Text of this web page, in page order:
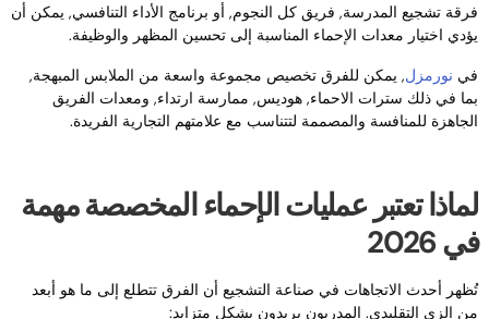
تشجيع المدرسة, فريق كل النجوم, أو برنامج الأداء التنافسي, يمكن أن
اختيار معدات الإحماء المناسبة إلى تحسين المظهر والوظيفة.
نورمزل, يمكن للفرق تخصيص مجموعة واسعة من الملابس المبهجة,
في ذلك سترات الاحماء, هوديس, ممارسة ارتداء, ومعدات الفريق
للمنافسة والمصممة لتتناسب مع علامتهم التجارية الفريدة.
تعتبر عمليات الإحماء المخصصة مهمة
2026
أحدث الاتجاهات في صناعة التشجيع أن الفرق تتطلع إلى ما هو أبعد
الزي التقليدي. المدربون يريدون بشكل متزايد: